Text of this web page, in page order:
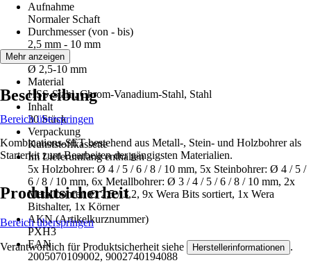
Aufnahme
Normaler Schaft
Durchmesser (von - bis)
2,5 mm - 10 mm
Größe
Ø 2,5-10 mm
Material
HSS-Stahl, Chrom-Vanadium-Stahl, Stahl
Inhalt
30 Stück
Verpackung
Kunststoffkassette
Im Lieferumfang enthalten
5x Holzbohrer: Ø 4 / 5 / 6 / 8 / 10 mm, 5x Steinbohrer: Ø 4 / 5 /
6 / 8 / 10 mm, 6x Metallbohrer: Ø 3 / 4 / 5 / 6 / 8 / 10 mm, 2x
Metallbohrer: Ø 2,5 / 3,2, 9x Wera Bits sortiert, 1x Wera
Bitshalter, 1x Körner
AKN (Artikelkurznummer)
PXH3
EAN
2005070109002, 9002740194088
Mehr anzeigen
Beschreibung
Bereich überspringen
Kombinations-SET bestehend aus Metall-, Stein- und Holzbohrer als
Starterkit zum Bearbeiten der gängigsten Materialien.
Produktsicherheit
Bereich überspringen
Verantwortlich für Produktsicherheit siehe Herstellerinformationen .